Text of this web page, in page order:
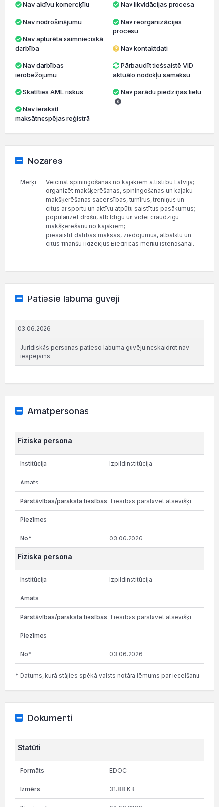
Nav aktīvu komercķīlu
Nav nodrošinājumu
darbība
ierobežojumu
Skatīties AML riskus
maksātnespējas reģistrā
Nav likvidācijas procesa
Nav reorganizācijas
procesu
Nav kontaktdati
Pārbaudīt tiešsaistē VID
aktuālo nodokļu samaksu
Nav parādu piedziņas lietu
Nozares
Mērķi
Veicināt spiningošanas no kajakiem attīstību Latvijā;
organizēt makšķerēšanas, spiningošanas un kajaku
makšķerēšanas sacensības, turnīrus, treniņus un
citus ar sportu un aktīvu atpūtu saistītus pasākumus;
popularizēt drošu, atbildīgu un videi draudzīgu
makšķerēšanu no kajakiem;
piesaistīt dalības maksas, ziedojumus, atbalstu un
citus finanšu līdzekļus Biedrības mērķu īstenošanai.
Patiesie labuma guvēji
03.06.2026
Juridiskās personas patieso labuma guvēju noskaidrot nav
iespējams
Amatpersonas
Fiziska persona
Izpildinstitūcija
Tiesības pārstāvēt atsevišķi
03.06.2026
Fiziska persona
Izpildinstitūcija
Tiesības pārstāvēt atsevišķi
03.06.2026
* Datums, kurā stājies spēkā valsts notāra lēmums par iecelšanu
Dokumenti
Statūti
EDOC
31.88 KB